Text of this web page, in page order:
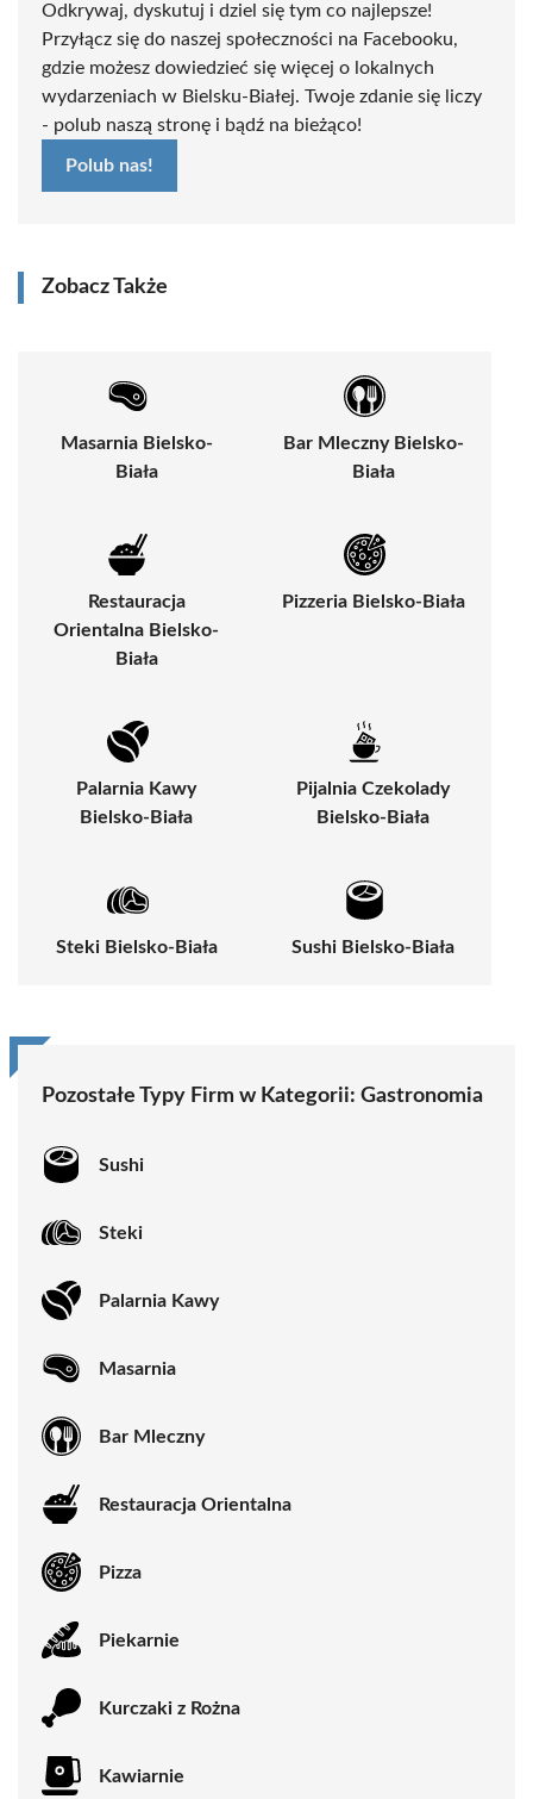
Odkrywaj, dyskutuj i dziel się tym co najlepsze!
Przyłącz się do naszej społeczności na Facebooku,
gdzie możesz dowiedzieć się więcej o lokalnych
wydarzeniach w Bielsku-Białej. Twoje zdanie się liczy
- polub naszą stronę i bądź na bieżąco!
Polub nas!
Zobacz Także
Masarnia Bielsko-
Biała
Bar Mleczny Bielsko-
Biała
Restauracja
Orientalna Bielsko-
Biała
Pizzeria Bielsko-Biała
Palarnia Kawy
Bielsko-Biała
Pijalnia Czekolady
Bielsko-Biała
Steki Bielsko-Biała Sushi Bielsko-Biała
Pozostałe Typy Firm w Kategorii: Gastronomia
Sushi
Steki
Palarnia Kawy
Masarnia
Bar Mleczny
Restauracja Orientalna
Pizza
Piekarnie
Kurczaki z Rożna
Kawiarnie